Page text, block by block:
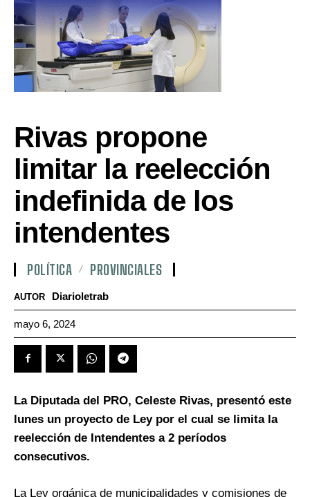
Rivas propone
limitar la reelección
indefinida de los
intendentes
POLÍTICA PROVINCIALES
AUTOR Diarioletrab
mayo 6, 2024
La Diputada del PRO, Celeste Rivas, presentó este
lunes un proyecto de Ley por el cual se limita la
reelección de Intendentes a 2 períodos
consecutivos.
La Ley orgánica de municipalidades y comisiones de